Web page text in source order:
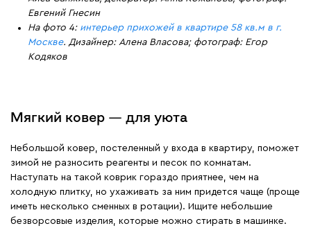
Евгений Гнесин
На фото 4: интерьер прихожей в квартире 58 кв.м в г.
Москве. Дизайнер: Алена Власова; фотограф: Егор
Кодяков
Мягкий ковер — для уюта
Небольшой ковер, постеленный у входа в квартиру, поможет
зимой не разносить реагенты и песок по комнатам.
Наступать на такой коврик гораздо приятнее, чем на
холодную плитку, но ухаживать за ним придется чаще (проще
иметь несколько сменных в ротации). Ищите небольшие
безворсовые изделия, которые можно стирать в машинке.